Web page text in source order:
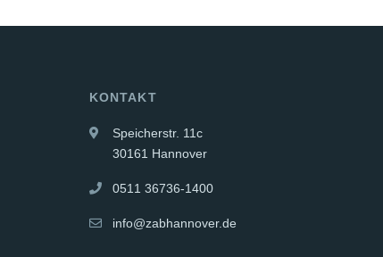
KONTAKT
Speicherstr. 11c
30161 Hannover
0511 36736-1400
info@zabhannover.de